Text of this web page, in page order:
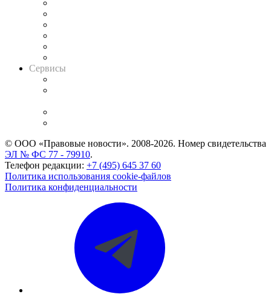
Сервисы
© ООО «Правовые новости». 2008-2026. Номер свидетельства
ЭЛ № ФС 77 - 79910.
Телефон редакции: +7 (495) 645 37 60
Политика использования cookie-файлов
Политика конфиденциальности